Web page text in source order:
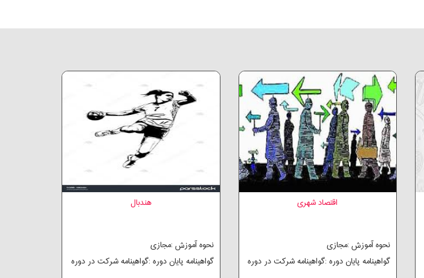
هندبال
نحوه آموزش :مجازی
گواهینامه پایان دوره :گواهینامه شرکت در دوره
اقتصاد شهری
نحوه آموزش :مجازی
گواهینامه پایان دوره :گواهینامه شرکت در دوره